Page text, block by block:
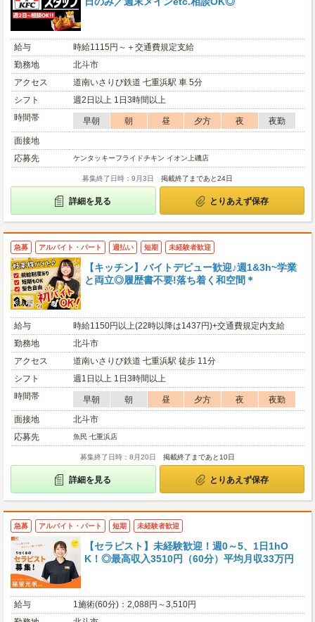
給与
時給1115円～＋交通費規定支給
勤務地
北斗市
アクセス
道南いさりび鉄道 七重浜駅 車 5分
シフト
週2日以上 1日3時間以上
時間帯
早朝 朝 昼 夕方 夜
夜勤
面接地
応募先
ケンタッキーフライドチキン イオン上磯店
募集終了日時：9月3日 掲載終了まであと24日
詳細を見る とりあえず保存
急募 アルバイト・パート 週払い 短期 未経験者歓迎
【キッチン】バイトデビュー歓迎♪週1&3h~学業
と両立◎履歴書不要!落ち着く和空間＊
給与
時給1150円以上(22時以降は1437円)+交通費規定内支給
勤務地
北斗市
アクセス
道南いさりび鉄道 七重浜駅 徒歩 11分
シフト
週1日以上 1日3時間以上
時間帯
早朝 朝 昼 夕方 夜
夜勤
面接地
北斗市
応募先
魚民 七重浜店
募集終了日時：8月20日 掲載終了まであと10日
詳細を見る とりあえず保存
急募 アルバイト・パート 短期 未経験者歓迎
【セラピスト】未経験歓迎！週0～5、1日1hO
K！◎最高収入3510円（60分）平均月収33万円
給与
1施術(60分)：2,088円～3,510円